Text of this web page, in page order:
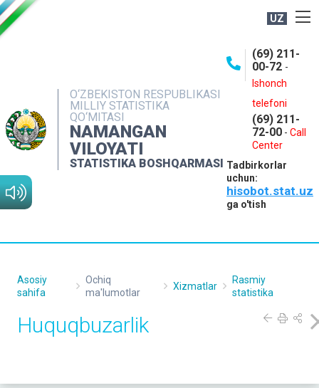
UZ
O‘ZBEKISTON RESPUBLIKASI
MILLIY STATISTIKA
QO‘MITASI
NAMANGAN
VILOYATI
STATISTIKA BOSHQARMASI
(69) 211-
00-72 -
Ishonch
telefoni
(69) 211-
72-00 - Call
Center
Tadbirkorlar
uchun:
hisobot.stat.uz
ga o'tish
NASHRLAR
INTERAKTIV XIZMATLAR
MATBUOT XIZMATI
MUROJAATLAR
Asosiy
sahifa
Ochiq
ma'lumotlar
Xizmatlar
Rasmiy
statistika
Huquqbuzarlik